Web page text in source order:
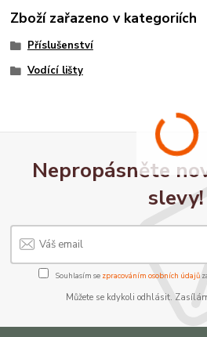
Zboží zařazeno v kategoriích
Příslušenství
Vodící lišty
Nepropásněte
slevy!
Souhlasím se zpracováním osobních údajů
Můžete se kdykoli odhlásit.